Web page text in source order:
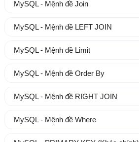
MySQL - Mệnh đề Join
MySQL - Mệnh đề LEFT JOIN
MySQL - Mệnh đề Limit
MySQL - Mệnh đề Order By
MySQL - Mệnh đề RIGHT JOIN
MySQL - Mệnh đề Where